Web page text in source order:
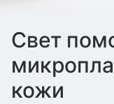
Свет
кожи